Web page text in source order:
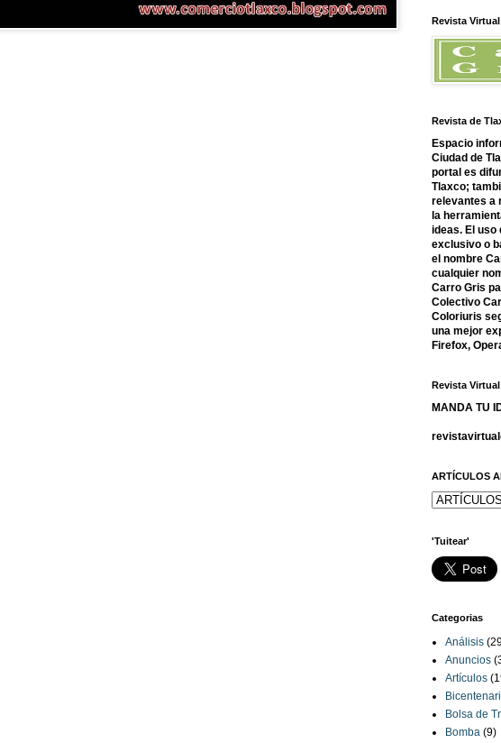
Revista Virtual
Revista de
Espacio
Ciudad de
portal es
Tlaxco;
relevantes a
la
ideas. El uso
exclusivo o
el nombre
cualquier
Carro Gris
Colectivo
Coloriuris
una mejor
Firefox,
Revista Virtual
MANDA TU
ARTÍCULOS
'Tuitear'
Categorias
Análisis
Anuncios
Artículos
Bolsa de
Bomba (9)